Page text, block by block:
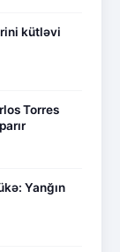
kütləvi
Torres
Yanğın